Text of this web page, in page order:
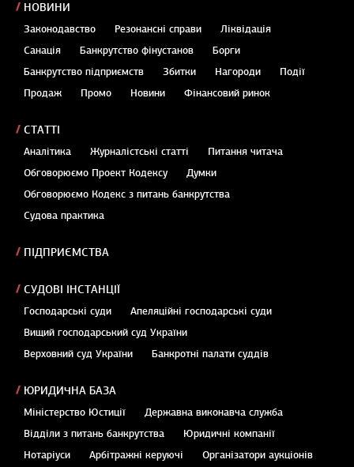
НОВИНИ
Законодавство Резонансні справи
Ліквідація
Санація
Банкрутство фінустанов
Борги
Банкрутство підприємств
Збитки Нагороди
Події
Продаж
Промо Новини Фінансовий ринок
СТАТТІ
Аналітика Журналістські статті
Питання читача
Обговорюємо Проект Кодексу
Думки
Обговорюємо Кодекс з питань банкрутства
Судова практика
ПІДПРИЄМСТВА
СУДОВІ ІНСТАНЦІЇ
Господарські суди
Апеляційні господарські суди
Вищий господарський суд України
Верховний суд України
Банкротні палати суддів
ЮРИДИЧНА БАЗА
Міністерство Юстиції
Державна виконавча служба
Відділи з питань банкрутства
Юридичні компанії
Нотаріуси
Арбітражні керуючі Організатори аукціонів